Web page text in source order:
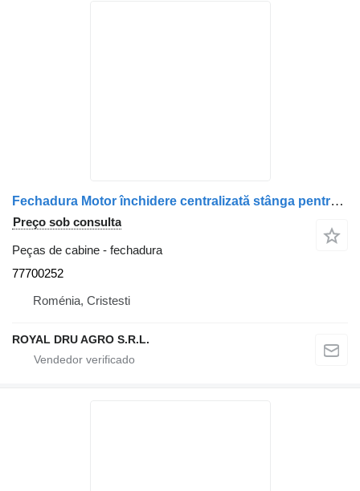
Fechadura Motor închidere centralizată stânga pentru 77700252 para camião Mercedes-Benz
Preço sob consulta
Peças de cabine - fechadura
77700252
Roménia, Cristesti
ROYAL DRU AGRO S.R.L.